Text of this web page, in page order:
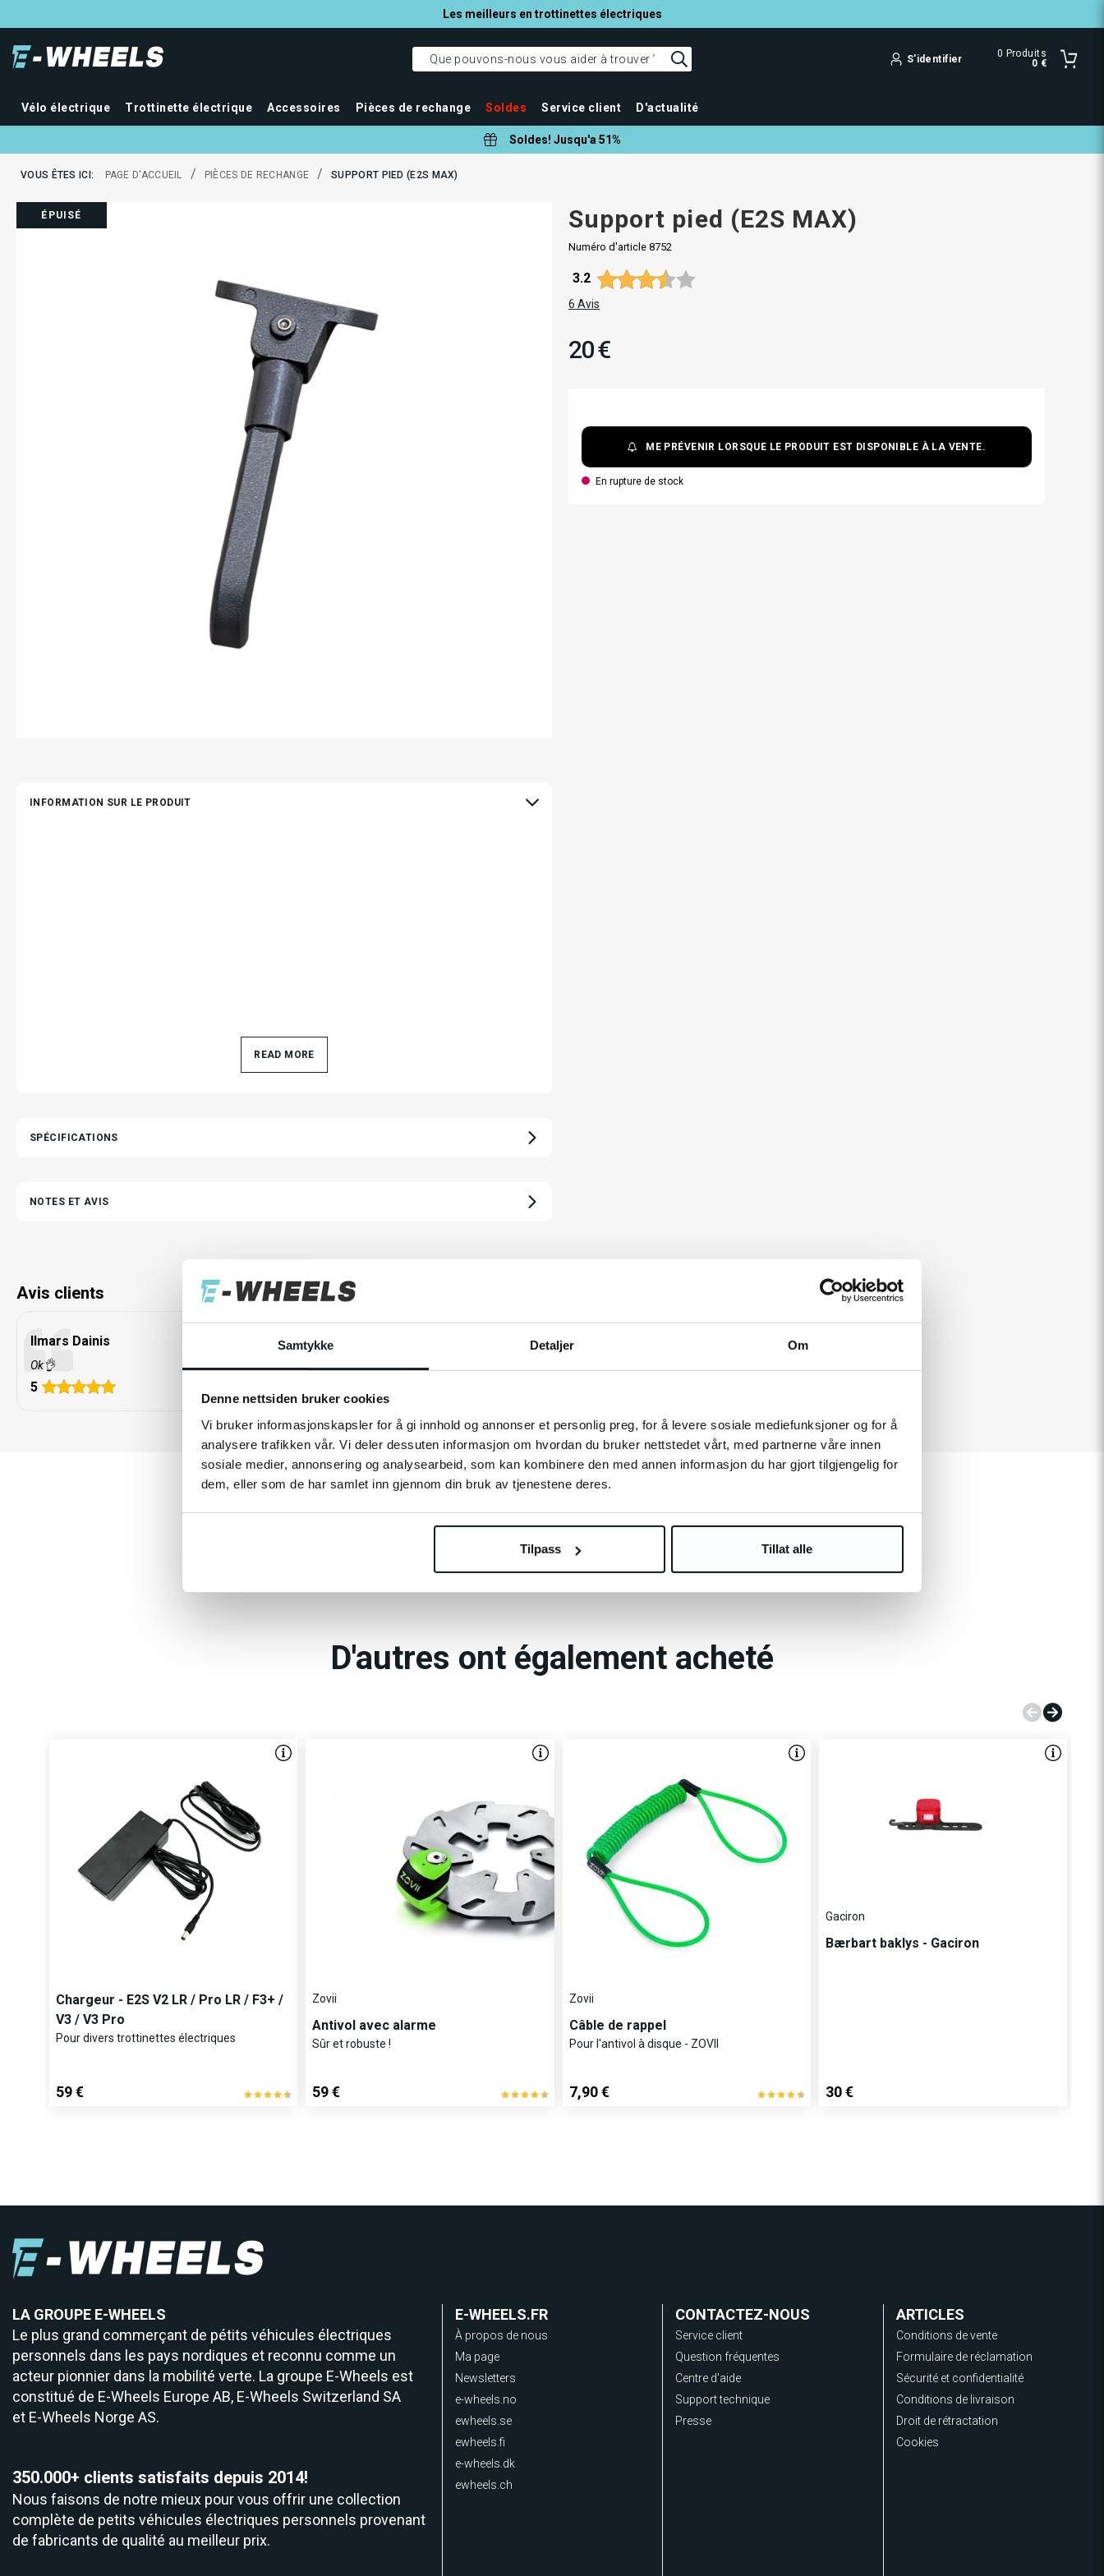
Samtykke Detaljer Om
Denne nettsiden bruker cookies
Vi bruker informasjonskapsler for å gi innhold og annonser et personlig preg, for å levere sosiale mediefunksjoner og for å
analysere trafikken vår. Vi deler dessuten informasjon om hvordan du bruker nettstedet vårt, med partnerne våre innen
sosiale medier, annonsering og analysearbeid, som kan kombinere den med annen informasjon du har gjort tilgjengelig for
dem, eller som de har samlet inn gjennom din bruk av tjenestene deres.
Tilpass Tillat alle
Les meilleurs en trottinettes électriques
S'identifier 0 Produits
0 €
Vélo électrique Trottinette électrique Accessoires Pièces de rechange Soldes Service client D'actualité
Soldes! Jusqu'a 51%
VOUS ÊTES ICI: PAGE D'ACCUEIL / PIÈCES DE RECHANGE / SUPPORT PIED (E2S MAX)
ÉPUISÉ
INFORMATION SUR LE PRODUIT
READ MORE
SPÉCIFICATIONS
NOTES ET AVIS
Support pied (E2S MAX)
Numéro d'article 8752
Note moyenne:
3.2
6 Avis
20 €
ME PRÉVENIR LORSQUE LE PRODUIT EST DISPONIBLE À LA VENTE.
En rupture de stock
Avis clients
Ilmars Dainis
Ok👌
5
Veas Selvkost AS Pharo
Les autres clients ont aussi acheté
D'autres ont également acheté
Chargeur - E2S V2 LR / Pro LR / F3+ /
V3 / V3 Pro
Pour divers trottinettes électriques
59 €
Zovii
Antivol avec alarme
Sûr et robuste !
59 €
Zovii
Câble de rappel
Pour l'antivol à disque - ZOVII
7,90 €
Gaciron
Bærbart baklys - Gaciron
30 €
LA GROUPE E-WHEELS
Le plus grand commerçant de pétits véhicules électriques
personnels dans les pays nordiques et reconnu comme un
acteur pionnier dans la mobilité verte. La groupe E-Wheels est
constitué de E-Wheels Europe AB, E­-Wheels Switzerland SA
et E-Wheels Norge AS.
350.000+ clients satisfaits depuis 2014!
Nous faisons de notre mieux pour vous offrir une collection
complète de petits véhicules électriques personnels provenant
de fabricants de qualité au meilleur prix.
E-WHEELS.FR
À propos de nous
Ma page
Newsletters
e-wheels.no
ewheels.se
ewheels.fi
e-wheels.dk
ewheels.ch
CONTACTEZ-NOUS
Service client
Question fréquentes
Centre d'aide
Support technique
Presse
ARTICLES
Conditions de vente
Formulaire de réclamation
Sécurité et confidentialité
Conditions de livraison
Droit de rétractation
Cookies